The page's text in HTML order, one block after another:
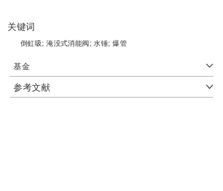
关键词
倒虹吸;淹没式消能阀;水锤;爆管
基金
参考文献